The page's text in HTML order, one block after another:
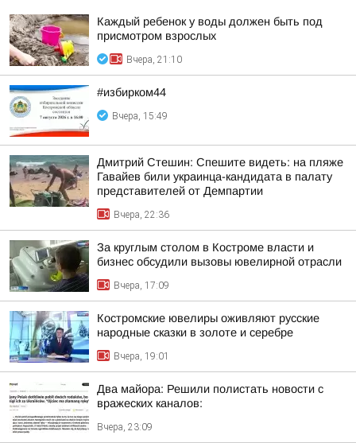
Каждый ребенок у воды должен быть под
присмотром взрослых
Вчера, 21:10
#избирком44
Вчера, 15:49
Дмитрий Стешин: Спешите видеть: на пляже
Гавайев били украинца-кандидата в палату
представителей от Демпартии
Вчера, 22:36
За круглым столом в Костроме власти и
бизнес обсудили вызовы ювелирной отрасли
Вчера, 17:09
Костромские ювелиры оживляют русские
народные сказки в золоте и серебре
Вчера, 19:01
Два майора: Решили полистать новости с
вражеских каналов:
Вчера, 23:09